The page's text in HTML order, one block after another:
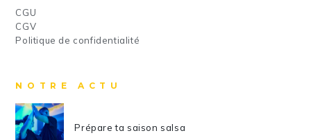
CGU
CGV
Politique de confidentialité
NOTRE ACTU
Prépare ta saison salsa